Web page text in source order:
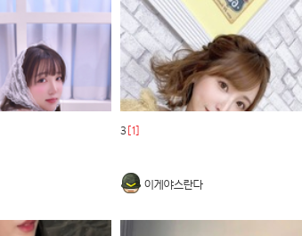
3 [1]
이게야스란다